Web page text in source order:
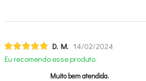
D. M. 14/02/2024
Eu recomendo esse produto.
Muito bem atendida.